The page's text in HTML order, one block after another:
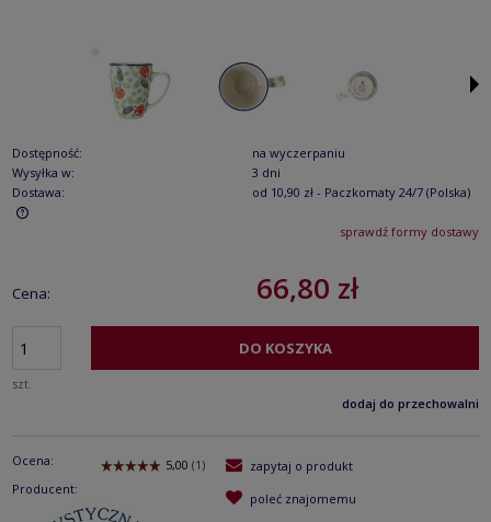
Dostępność:
na wyczerpaniu
Wysyłka w:
3 dni
Dostawa:
od 10,90 zł - Paczkomaty 24/7 (Polska)
Cena nie zawiera ewentualnych kosztów płatnościsprawdź formy dostawy
Cena: 66,80 zł
szt.
DO KOSZYKA
dodaj do przechowalni
Ocena:
Producent:
zapytaj o produkt
poleć znajomemu